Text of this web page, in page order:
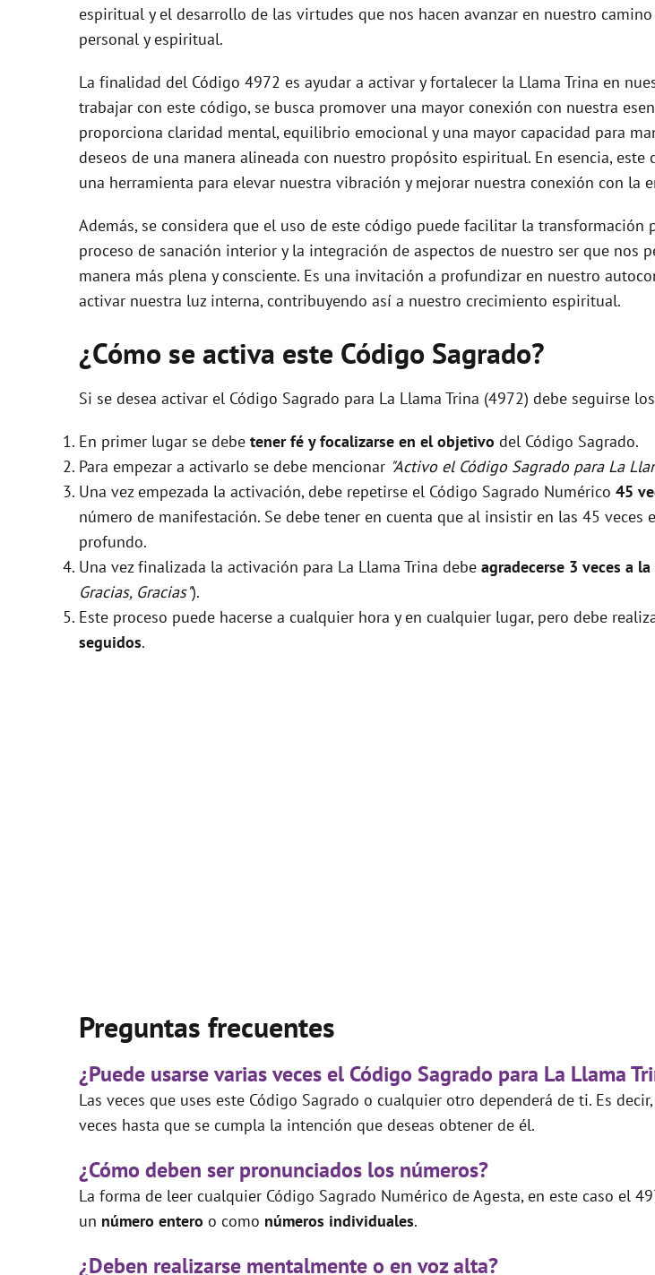
espiritual y el desarrollo de las virtudes que nos hacen avanzar en nuestro
personal y espiritual.
La finalidad del Código 4972 es ayudar a activar y fortalecer la Llama Trina en
trabajar con este código, se busca promover una mayor conexión con nuestra
proporciona claridad mental, equilibrio emocional y una mayor capacidad para
deseos de una manera alineada con nuestro propósito espiritual. En esencia, este
una herramienta para elevar nuestra vibración y mejorar nuestra conexión con la
Además, se considera que el uso de este código puede facilitar la transformación
proceso de sanación interior y la integración de aspectos de nuestro ser que nos
manera más plena y consciente. Es una invitación a profundizar en nuestro
activar nuestra luz interna, contribuyendo así a nuestro crecimiento espiritual.
¿Cómo se activa este Código Sagrado?
Si se desea activar el Código Sagrado para La Llama Trina (4972) debe seguirse
En primer lugar se debe tener fé y focalizarse en el objetivo del Código Sagrado.
Para empezar a activarlo se debe mencionar "Activo el Código Sagrado para La
Una vez empezada la activación, debe repetirse el Código Sagrado Numérico 45
número de manifestación. Se debe tener en cuenta que al insistir en las 45 veces
profundo.
Una vez finalizada la activación para La Llama Trina debe agradecerse 3 veces a
Gracias, Gracias").
Este proceso puede hacerse a cualquier hora y en cualquier lugar, pero debe
seguidos.
Preguntas frecuentes
¿Puede usarse varias veces el Código Sagrado para La Llama
Las veces que uses este Código Sagrado o cualquier otro dependerá de ti. Es
veces hasta que se cumpla la intención que deseas obtener de él.
¿Cómo deben ser pronunciados los números?
La forma de leer cualquier Código Sagrado Numérico de Agesta, en este caso el
un número entero o como números individuales.
¿Deben realizarse mentalmente o en voz alta?